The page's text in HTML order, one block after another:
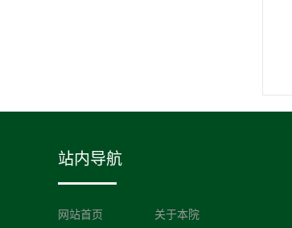
站内导航
网站首页 关于本院